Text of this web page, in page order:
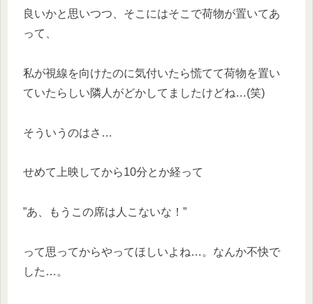
良いかと思いつつ、そこにはそこで荷物が置いてあ
って、
私が視線を向けたのに気付いたら慌てて荷物を置い
ていたらしい隣人がどかしてましたけどね…(笑)
そういうのはさ…
せめて上映してから10分とか経って
”あ、もうこの席は人こないな！”
って思ってからやってほしいよね…。なんか不快で
した…。